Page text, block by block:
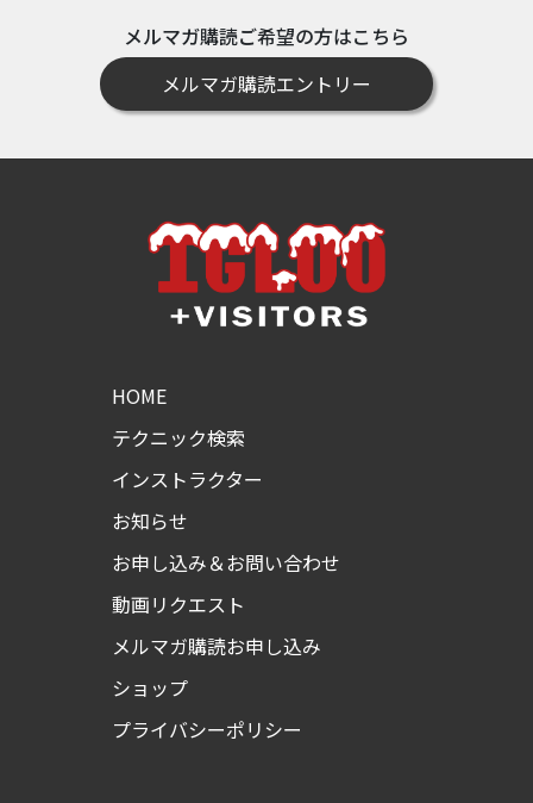
メルマガ購読ご希望の方はこちら
メルマガ購読エントリー
HOME
テクニック検索
インストラクター
お知らせ
お申し込み＆お問い合わせ
動画リクエスト
メルマガ購読お申し込み
ショップ
プライバシーポリシー